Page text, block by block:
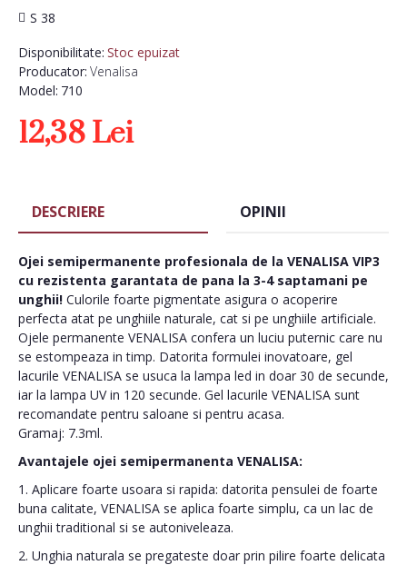
Disponibilitate: Stoc epuizat
Producator: Venalisa
Model: 710
S 38
12,38 Lei
DESCRIERE OPINII
Ojei semipermanente profesionala de la VENALISA VIP3
cu rezistenta garantata de pana la 3-4 saptamani pe
unghii! Culorile foarte pigmentate asigura o acoperire
perfecta atat pe unghiile naturale, cat si pe unghiile artificiale.
Ojele permanente VENALISA confera un luciu puternic care nu
se estompeaza in timp. Datorita formulei inovatoare, gel
lacurile VENALISA se usuca la lampa led in doar 30 de secunde,
iar la lampa UV in 120 secunde. Gel lacurile VENALISA sunt
recomandate pentru saloane si pentru acasa.
Gramaj: 7.3ml.
Avantajele ojei semipermanenta VENALISA:
1. Aplicare foarte usoara si rapida: datorita pensulei de foarte
buna calitate, VENALISA se aplica foarte simplu, ca un lac de
unghii traditional si se autoniveleaza.
2. Unghia naturala se pregateste doar prin pilire foarte delicata